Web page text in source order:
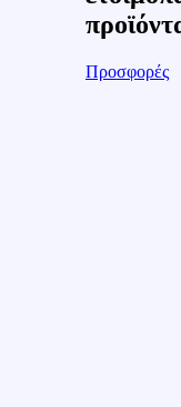
Προσφορές